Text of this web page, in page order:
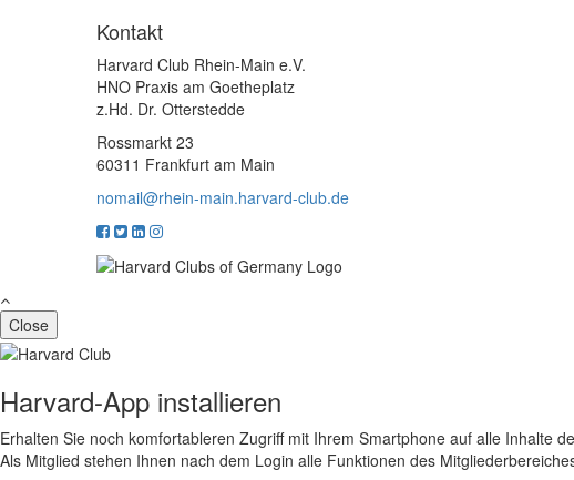
Kontakt
Harvard Club Rhein-Main e.V.
HNO Praxis am Goetheplatz
z.Hd. Dr. Otterstedde
Rossmarkt 23
60311 Frankfurt am Main
nomail@rhein-main.harvard-club.de
Close
Harvard-App installieren
Erhalten Sie noch komfortableren Zugriff mit Ihrem Smartphone auf alle Inhalte
Als Mitglied stehen Ihnen nach dem Login alle Funktionen des